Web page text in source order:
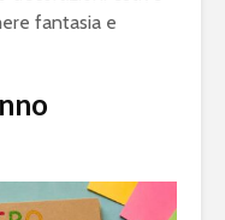
fantasia e